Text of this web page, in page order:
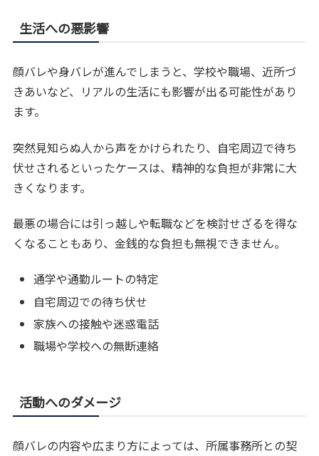
生活への悪影響
顔バレや身バレが進んでしまうと、学校や職場、近所づ
きあいなど、リアルの生活にも影響が出る可能性があり
ます。
突然見知らぬ人から声をかけられたり、自宅周辺で待ち
伏せされるといったケースは、精神的な負担が非常に大
きくなります。
最悪の場合には引っ越しや転職などを検討せざるを得な
くなることもあり、金銭的な負担も無視できません。
通学や通勤ルートの特定
自宅周辺での待ち伏せ
家族への接触や迷惑電話
職場や学校への無断連絡
活動へのダメージ
顔バレの内容や広まり方によっては、所属事務所との契